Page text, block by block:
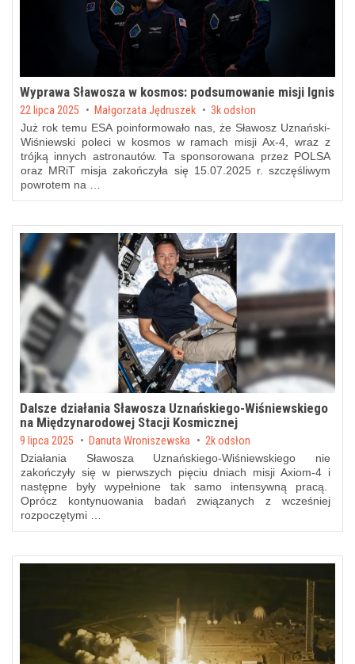
Wyprawa Sławosza w kosmos: podsumowanie misji Ignis
Posted on
22 lipca 2025 by Małgorzata Jędruszek 3k odsłon
Już rok temu ESA poinformowało nas, że Sławosz Uznański-
Wiśniewski poleci w kosmos w ramach misji Ax-4, wraz z
trójką innych astronautów. Ta sponsorowana przez POLSA
oraz MRiT misja zakończyła się 15.07.2025 r. szczęśliwym
powrotem na …
Dalsze działania Sławosza Uznańskiego-Wiśniewskiego
na Międzynarodowej Stacji Kosmicznej
Posted on
9 lipca 2025 by Danuta Wroniszewska 2k odsłon
Działania Sławosza Uznańskiego-Wiśniewskiego nie
zakończyły się w pierwszych pięciu dniach misji Axiom-4 i
następne były wypełnione tak samo intensywną pracą.
Oprócz kontynuowania badań związanych z wcześniej
rozpoczętymi …